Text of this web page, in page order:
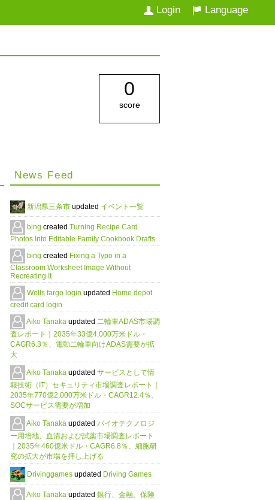
Language
Login
0
score
News Feed
新潟県三条市 updated イベント一覧
bing created Turning Recipe Card
Photos Into Editable Family Cookbook Drafts
bing created Fixing a Typo in a
Classroom Worksheet Image Without
Recreating It
Wells fargo login updated Home depot
credit card login
Aiko Tanaka updated 二輪車ADAS市場調
査レポート｜2035年33億4,000万米ドル・
CAGR6.3％、電動二輪車向けADAS需要が拡
大
Aiko Tanaka updated サービスとして情
報技術（IT）セキュリティ市場調査レポート｜
2035年770億2,000万米ドル・CAGR12.4％、
SOCサービス需要が増加
Aiko Tanaka updated バイオテクノロジ
ー用培地、血清および試薬市場調査レポート
｜2035年460億米ドル・CAGR6.8％、細胞研
究の拡大が市場を押し上げる
Drivinggames updated Driving Games
Aiko Tanaka updated 銀行、金融、保険